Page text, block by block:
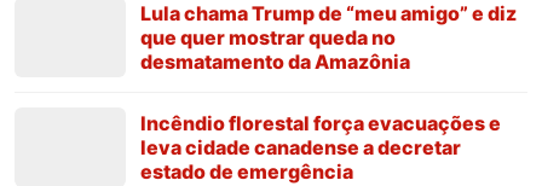
Lula chama Trump de “meu amigo” e diz
que quer mostrar queda no
desmatamento da Amazônia
Incêndio florestal força evacuações e
leva cidade canadense a decretar
estado de emergência